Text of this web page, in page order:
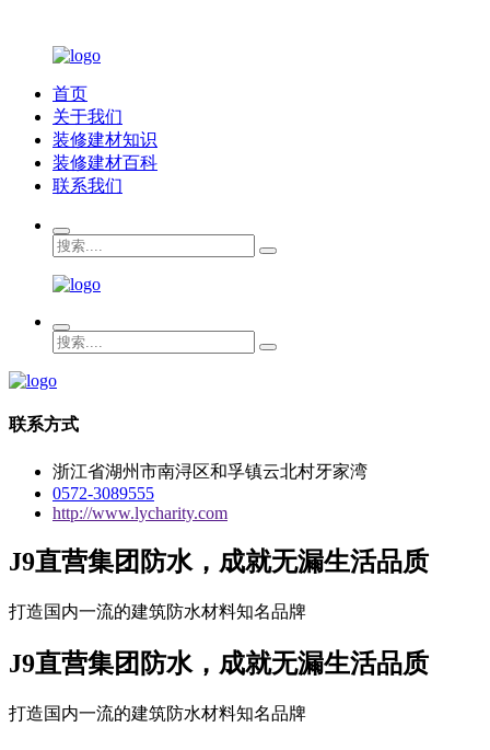
首页
关于我们
装修建材知识
装修建材百科
联系我们
联系方式
浙江省湖州市南浔区和孚镇云北村牙家湾
0572-3089555
http://www.lycharity.com
J9直营集团防水，成就无漏生活品质
打造国内一流的建筑防水材料知名品牌
J9直营集团防水，成就无漏生活品质
打造国内一流的建筑防水材料知名品牌